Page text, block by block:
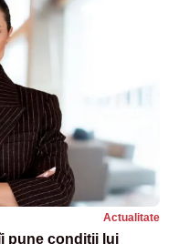
Actualitate
pune condiții lui